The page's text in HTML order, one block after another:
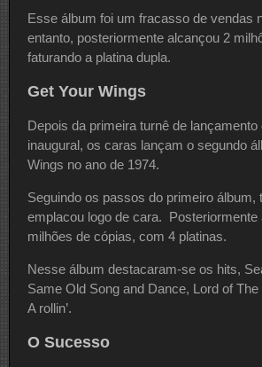
Esse álbum foi um fracasso de vendas
entanto, posteriormente alcançou 2
faturando a platina dupla.
Get Your Wings
Depois da primeira turnê de lançamento
inaugural, os caras lançam o segundo
Wings no ano de 1974.
Seguindo os passos do primeiro álbum,
emplacou logo de cara. Posteriormente
milhões de cópias, com 4 platinas.
Nesse álbum destacaram-se os hits,
Same Old Song and Dance, Lord of
A rollin’.
O Sucesso